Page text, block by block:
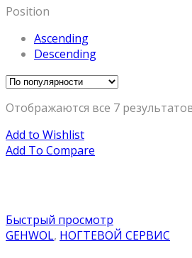
Position
Ascending
Descending
Отображаются все 7
Add to Wishlist
Add To Compare
Быстрый просмотр
GEHWOL, НОГТЕВОЙ СЕРВИС